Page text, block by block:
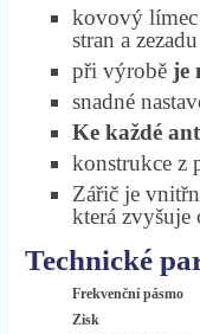
kovový límec
stran a
při výrobě je
snadné
Ke každé
konstrukce z
Zářič je
která
Technické
Frekvenční pásmo
Zisk